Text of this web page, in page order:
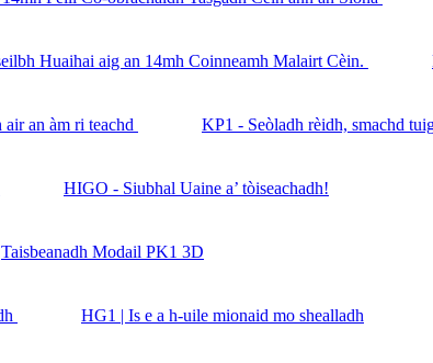
KP1 - Seòladh rèidh, smachd
HIGO - Siubhal Uaine a’ tòiseachadh!
Taisbeanadh Modail PK1 3D
HG1 | Is e a h-uile mionaid mo shealladh